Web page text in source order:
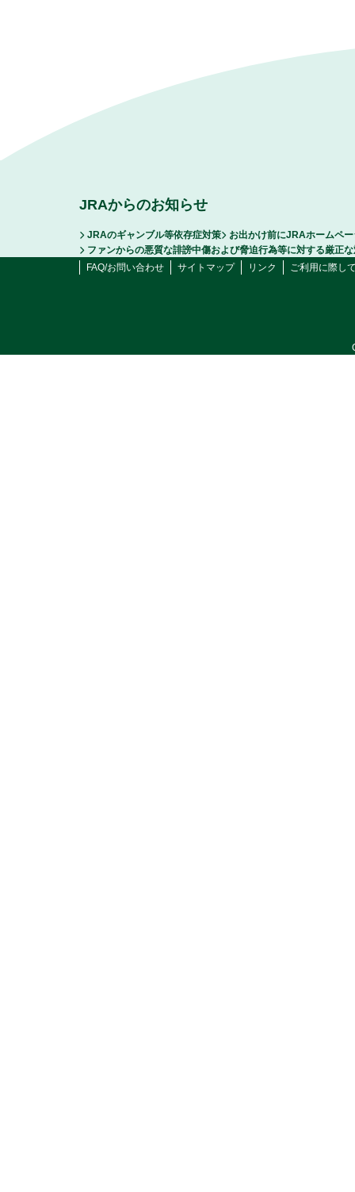
JRAからのお知らせ
JRAのギャンブル等依存症対策
お出かけ前にJRAホームペ
ファンからの悪質な誹謗中傷および脅迫行為等に対する厳正
FAQ/お問い合わせ
サイトマップ リンク ご利用に際し